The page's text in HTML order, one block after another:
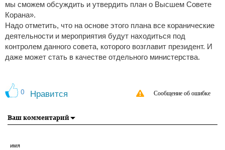
мы сможем обсуждить и утвердить план о Высшем Совете
Корана».
Надо отметить, что на основе этого плана все коранические
деятельности и мероприятия будут находиться под
контролем данного совета, которого возглавит президент. И
даже может стать в качестве отдельного министерства.
0 Нравится Сообщение об ошибке
Ваш комментарий
имя